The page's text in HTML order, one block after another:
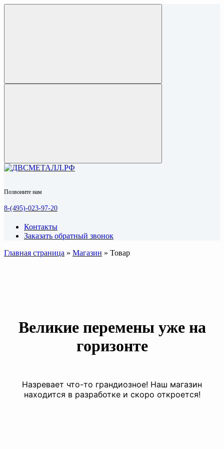
Позвоните нам
8-(495)-023-97-20
Контакты
Заказать обратный звонок
Главная страница » Магазин » Товар
Великие перемены уже на
горизонте
Назревает что-то грандиозное! Наш магазин
находится в разработке и скоро откроется!